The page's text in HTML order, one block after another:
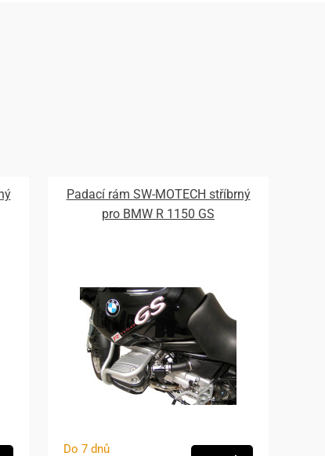
Padací rám SW-MOTECH stříbrný
pro BMW R 1150 GS
Do 7 dnů